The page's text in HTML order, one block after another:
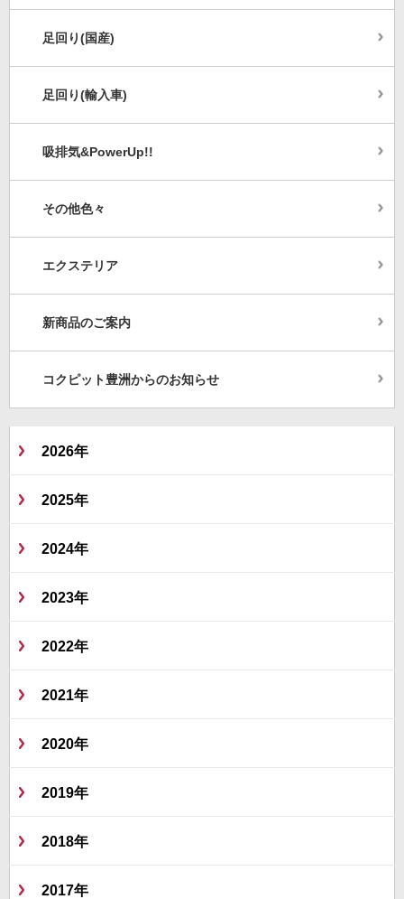
足回り(国産)
足回り(輸入車)
吸排気&PowerUp!!
その他色々
エクステリア
新商品のご案内
コクピット豊洲からのお知らせ
2026年
2025年
2024年
2023年
2022年
2021年
2020年
2019年
2018年
2017年